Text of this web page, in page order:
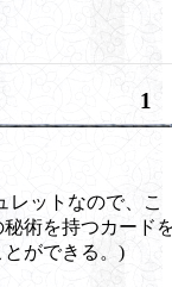
1
レットなので、こ
秘術を持つカード
ができる。)